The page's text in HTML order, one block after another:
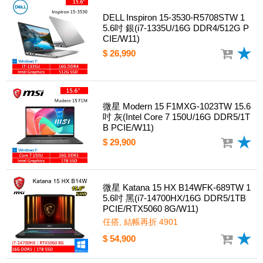
DELL Inspiron 15-3530-R5708STW 1
5.6吋 銀(i7-1335U/16G DDR4/512G P
CIE/W11)
$ 26,990
微星 Modern 15 F1MXG-1023TW 15.6
吋 灰(Intel Core 7 150U/16G DDR5/1T
B PCIE/W11)
$ 29,900
微星 Katana 15 HX B14WFK-689TW 1
5.6吋 黑(i7-14700HX/16G DDR5/1TB
PCIE/RTX5060 8G/W11)
任搭, 結帳再折 4901
$ 54,900